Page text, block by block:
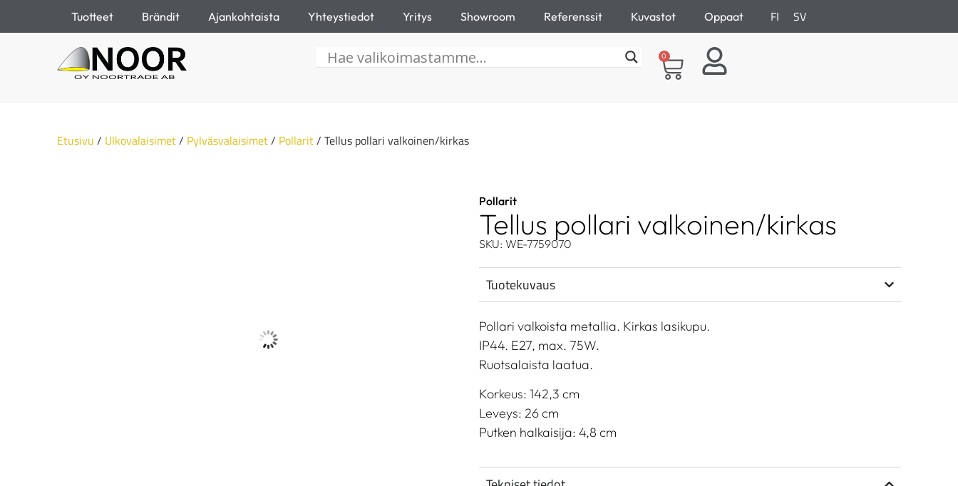
Tuotteet Brändit Ajankohtaista Yhteystiedot Yritys Showroom Referenssit Kuvastot Oppaat FI SV
0
Etusivu / Ulkovalaisimet/ Pylväsvalaisimet/ Pollarit/ Tellus pollari valkoinen/kirkas
Pollarit
Tellus pollari valkoinen/kirkas
SKU: WE-7759070
Tuotekuvaus
Pollari valkoista metallia. Kirkas lasikupu.
IP44. E27, max. 75W.
Ruotsalaista laatua.
Korkeus: 142,3 cm
Leveys: 26 cm
Putken halkaisija: 4,8 cm